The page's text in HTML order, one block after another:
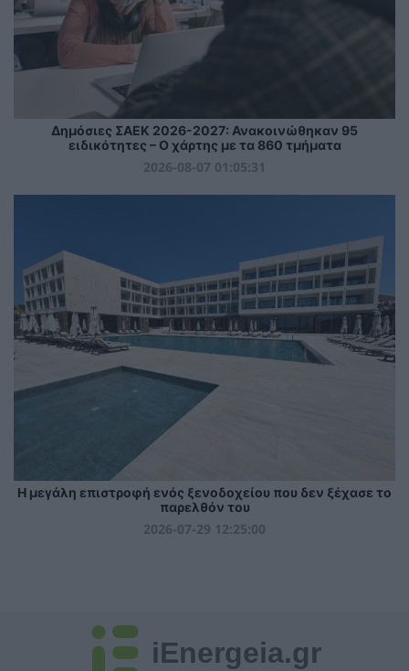
Δημόσιες ΣΑΕΚ 2026-2027: Ανακοινώθηκαν 95
ειδικότητες – Ο χάρτης με τα 860 τμήματα
2026-08-07 01:05:31
Η μεγάλη επιστροφή ενός ξενοδοχείου που δεν ξέχασε το
παρελθόν του
2026-07-29 12:25:00
iEnergeia.gr